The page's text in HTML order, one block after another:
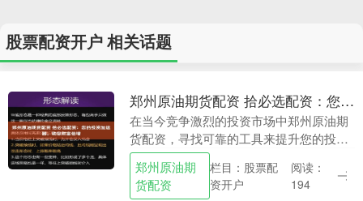
股票配资开户 相关话题
郑州原油期货配资 拾必选配资：您的投资加速器，助您财富倍增
在当今竞争激烈的投资市场中郑州原油期
货配资，寻找可靠的工具来提升您的投资
回报至关重要。拾必选配资为您提供了一
个绝佳的机会，让您以更少的资金撬动更
大的投资，从而加....
郑州原油期
货配资
栏目：股票配
资开户
阅读：
194